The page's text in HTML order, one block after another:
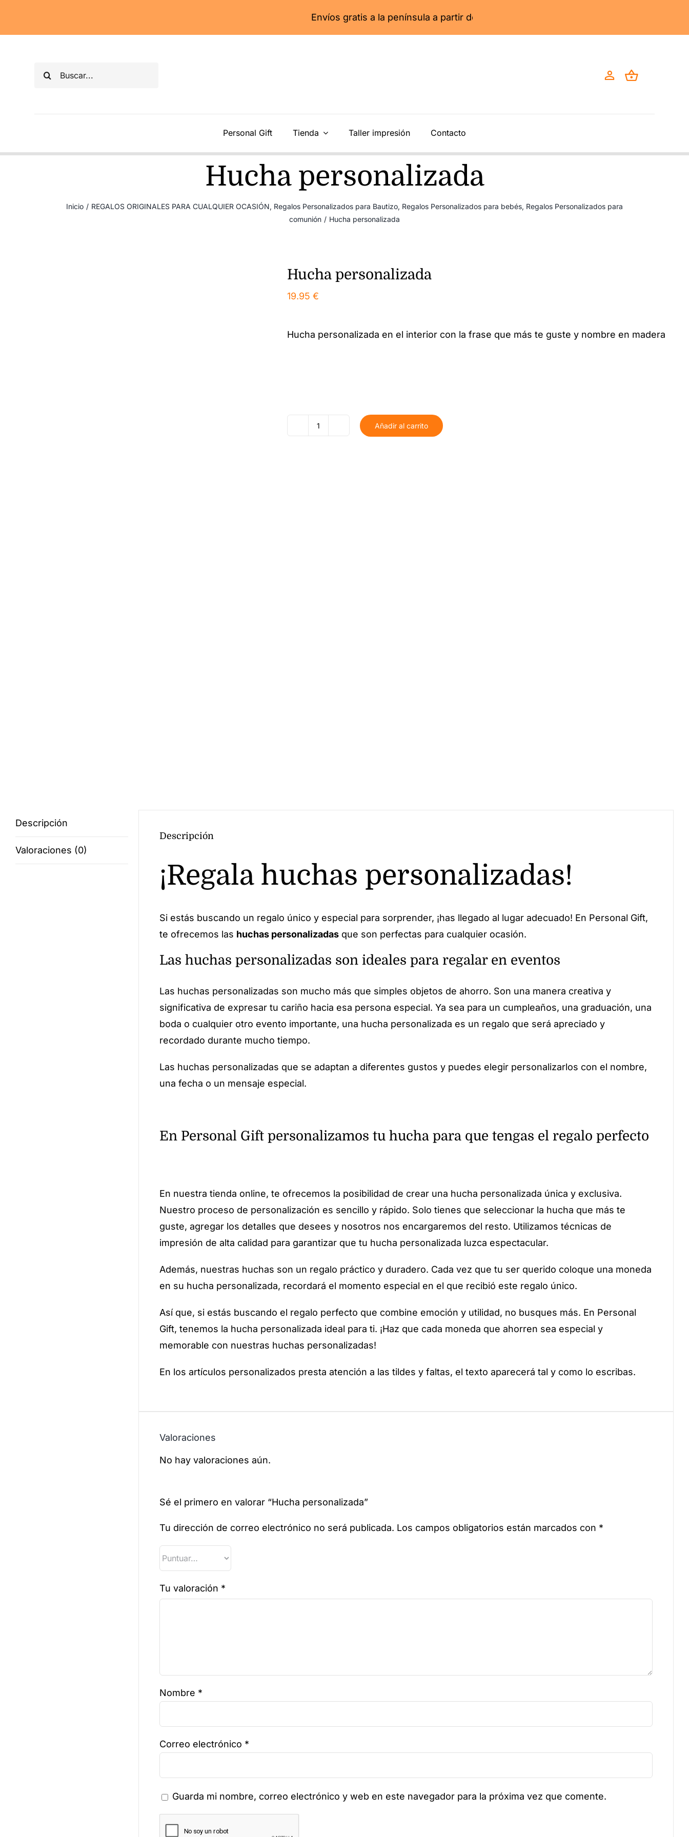
Envíos gratis a la península a partir de 55€
Buscar:
Personal Gift Tienda Taller impresión Contacto
Hucha personalizada
Inicio / REGALOS ORIGINALES PARA CUALQUIER OCASIÓN, Regalos Personalizados para Bautizo, Regalos Personalizados para bebés, Regalos Personalizados para
comunión / Hucha personalizada
Hucha personalizada
19.95 €
Hucha personalizada en el interior con la frase que más te guste y nombre en madera
Añadir al carrito
Descripción
Valoraciones (0)
Descripción
¡Regala huchas personalizadas!
Si estás buscando un regalo único y especial para sorprender, ¡has llegado al lugar adecuado! En Personal Gift,
te ofrecemos las huchas personalizadas que son perfectas para cualquier ocasión.
Las huchas personalizadas son ideales para regalar en eventos
Las huchas personalizadas son mucho más que simples objetos de ahorro. Son una manera creativa y
significativa de expresar tu cariño hacia esa persona especial. Ya sea para un cumpleaños, una graduación, una
boda o cualquier otro evento importante, una hucha personalizada es un regalo que será apreciado y
recordado durante mucho tiempo.
Las huchas personalizadas que se adaptan a diferentes gustos y puedes elegir personalizarlos con el nombre,
una fecha o un mensaje especial.
En Personal Gift personalizamos tu hucha para que tengas el regalo perfecto
En nuestra tienda online, te ofrecemos la posibilidad de crear una hucha personalizada única y exclusiva.
Nuestro proceso de personalización es sencillo y rápido. Solo tienes que seleccionar la hucha que más te
guste, agregar los detalles que desees y nosotros nos encargaremos del resto. Utilizamos técnicas de
impresión de alta calidad para garantizar que tu hucha personalizada luzca espectacular.
Además, nuestras huchas son un regalo práctico y duradero. Cada vez que tu ser querido coloque una moneda
en su hucha personalizada, recordará el momento especial en el que recibió este regalo único.
Así que, si estás buscando el regalo perfecto que combine emoción y utilidad, no busques más. En Personal
Gift, tenemos la hucha personalizada ideal para ti. ¡Haz que cada moneda que ahorren sea especial y
memorable con nuestras huchas personalizadas!
En los artículos personalizados presta atención a las tildes y faltas, el texto aparecerá tal y como lo escribas.
Valoraciones
No hay valoraciones aún.
Sé el primero en valorar “Hucha personalizada”
Tu dirección de correo electrónico no será publicada. Los campos obligatorios están marcados con *
Tu valoración *
Nombre *
Correo electrónico *
Guarda mi nombre, correo electrónico y web en este navegador para la próxima vez que comente.